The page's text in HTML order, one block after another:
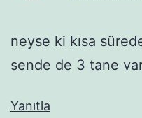
neyse ki kısa
sende de 3 tane
Yanıtla